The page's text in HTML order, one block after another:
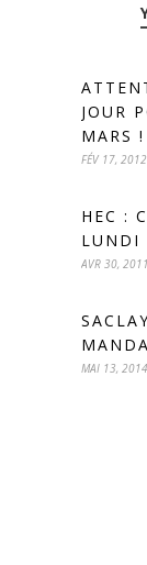
JOUR
MARS !
FÉV 17, 2012
HEC :
LUNDI
AVR 30, 2011
MAI 13, 2014